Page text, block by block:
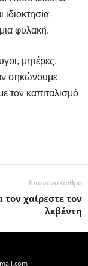
ιδιοκτησία
φυλακή.
μητέρες,
σηκώνουμε
τον καπιταλισμό
Επόμενο άρθρο
τον χαίρεστε τον
λεβέντη